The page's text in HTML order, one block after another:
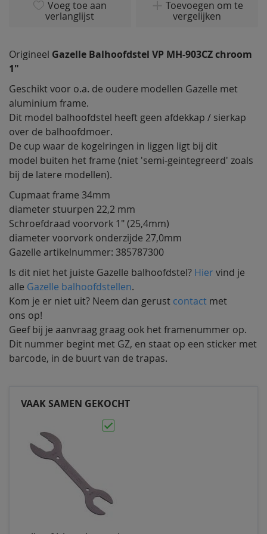
Voeg toe aan
verlanglijst
Toevoegen om te
vergelijken
Origineel Gazelle Balhoofdstel VP MH-903CZ chroom
1"
Geschikt voor o.a. de oudere modellen Gazelle met
aluminium frame.
Dit model balhoofdstel heeft geen afdekkap / sierkap
over de balhoofdmoer.
De cup waar de kogelringen in liggen ligt bij dit
model buiten het frame (niet 'semi-geintegreerd' zoals
bij de latere modellen).
Cupmaat frame 34mm
diameter stuurpen 22,2 mm
Schroefdraad voorvork 1" (25,4mm)
diameter voorvork onderzijde 27,0mm
Gazelle artikelnummer: 385787300
Is dit niet het juiste Gazelle balhoofdstel? Hier vind je
alle Gazelle balhoofdstellen.
Kom je er niet uit? Neem dan gerust contact met
ons op!
Geef bij je aanvraag graag ook het framenummer op.
Dit nummer begint met GZ, en staat op een sticker met
barcode, in de buurt van de trapas.
VAAK SAMEN GEKOCHT